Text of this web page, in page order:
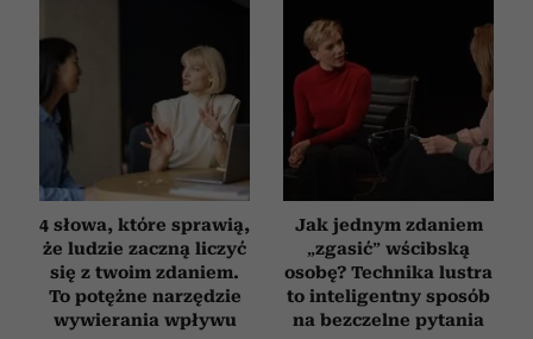
analizować ruch w naszej witrynie. Informacje o tym, jak
korzystasz z naszej witryny, udostępniamy partnerom
społecznościowym, reklamowym i analitycznym.
Partnerzy mogą połączyć te informacje z innymi danymi
otrzymanymi od Ciebie lub uzyskanymi podczas
korzystania z ich usług.
4 słowa, które sprawią,
że ludzie zaczną liczyć
się z twoim zdaniem.
To potężne narzędzie
wywierania wpływu
Jak jednym zdaniem
„zgasić” wścibską
osobę? Technika lustra
to inteligentny sposób
na bezczelne pytania